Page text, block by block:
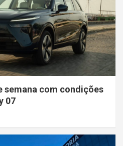
semana com condições
07